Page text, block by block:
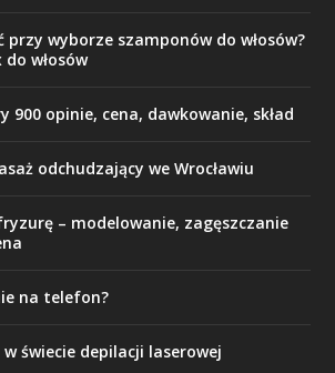
przy wyborze szamponów do włosów?
włosów
900 opinie, cena, dawkowanie, skład
odchudzający we Wrocławiu
– modelowanie, zagęszczanie
na telefon?
świecie depilacji laserowej